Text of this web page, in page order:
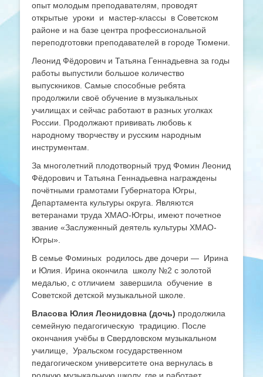
опыт молодым преподавателям, проводят
открытые уроки и мастер-классы в Советском
районе и на базе центра профессиональной
переподготовки преподавателей в городе Тюмени.
Леонид Фёдорович и Татьяна Геннадьевна за годы
работы выпустили большое количество
выпускников. Самые способные ребята
продолжили своё обучение в музыкальных
училищах и сейчас работают в разных уголках
России. Продолжают прививать любовь к
народному творчеству и русским народным
инструментам.
За многолетний плодотворный труд Фомин Леонид
Фёдорович и Татьяна Геннадьевна награждены
почётными грамотами Губернатора Югры,
Департамента культуры округа. Являются
ветеранами труда ХМАО-Югры, имеют почетное
звание «Заслуженный деятель культуры ХМАО-
Югры».
В семье Фоминых родилось две дочери — Ирина
и Юлия. Ирина окончила школу №2 с золотой
медалью, с отличием завершила обучение в
Советской детской музыкальной школе.
Власова Юлия Леонидовна (дочь) продолжила
семейную педагогическую традицию. После
окончания учёбы в Свердловском музыкальном
училище, Уральском государственном
педагогическом университете она вернулась в